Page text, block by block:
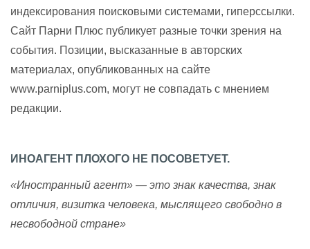
индексирования поисковыми системами, гиперссылки.
Сайт Парни Плюс публикует разные точки зрения на
события. Позиции, высказанные в авторских
материалах, опубликованных на сайте
www.parniplus.com, могут не совпадать с мнением
редакции.
ИНОАГЕНТ ПЛОХОГО НЕ ПОСОВЕТУЕТ.
«Иностранный агент» — это знак качества, знак
отличия, визитка человека, мыслящего свободно в
несвободной стране»